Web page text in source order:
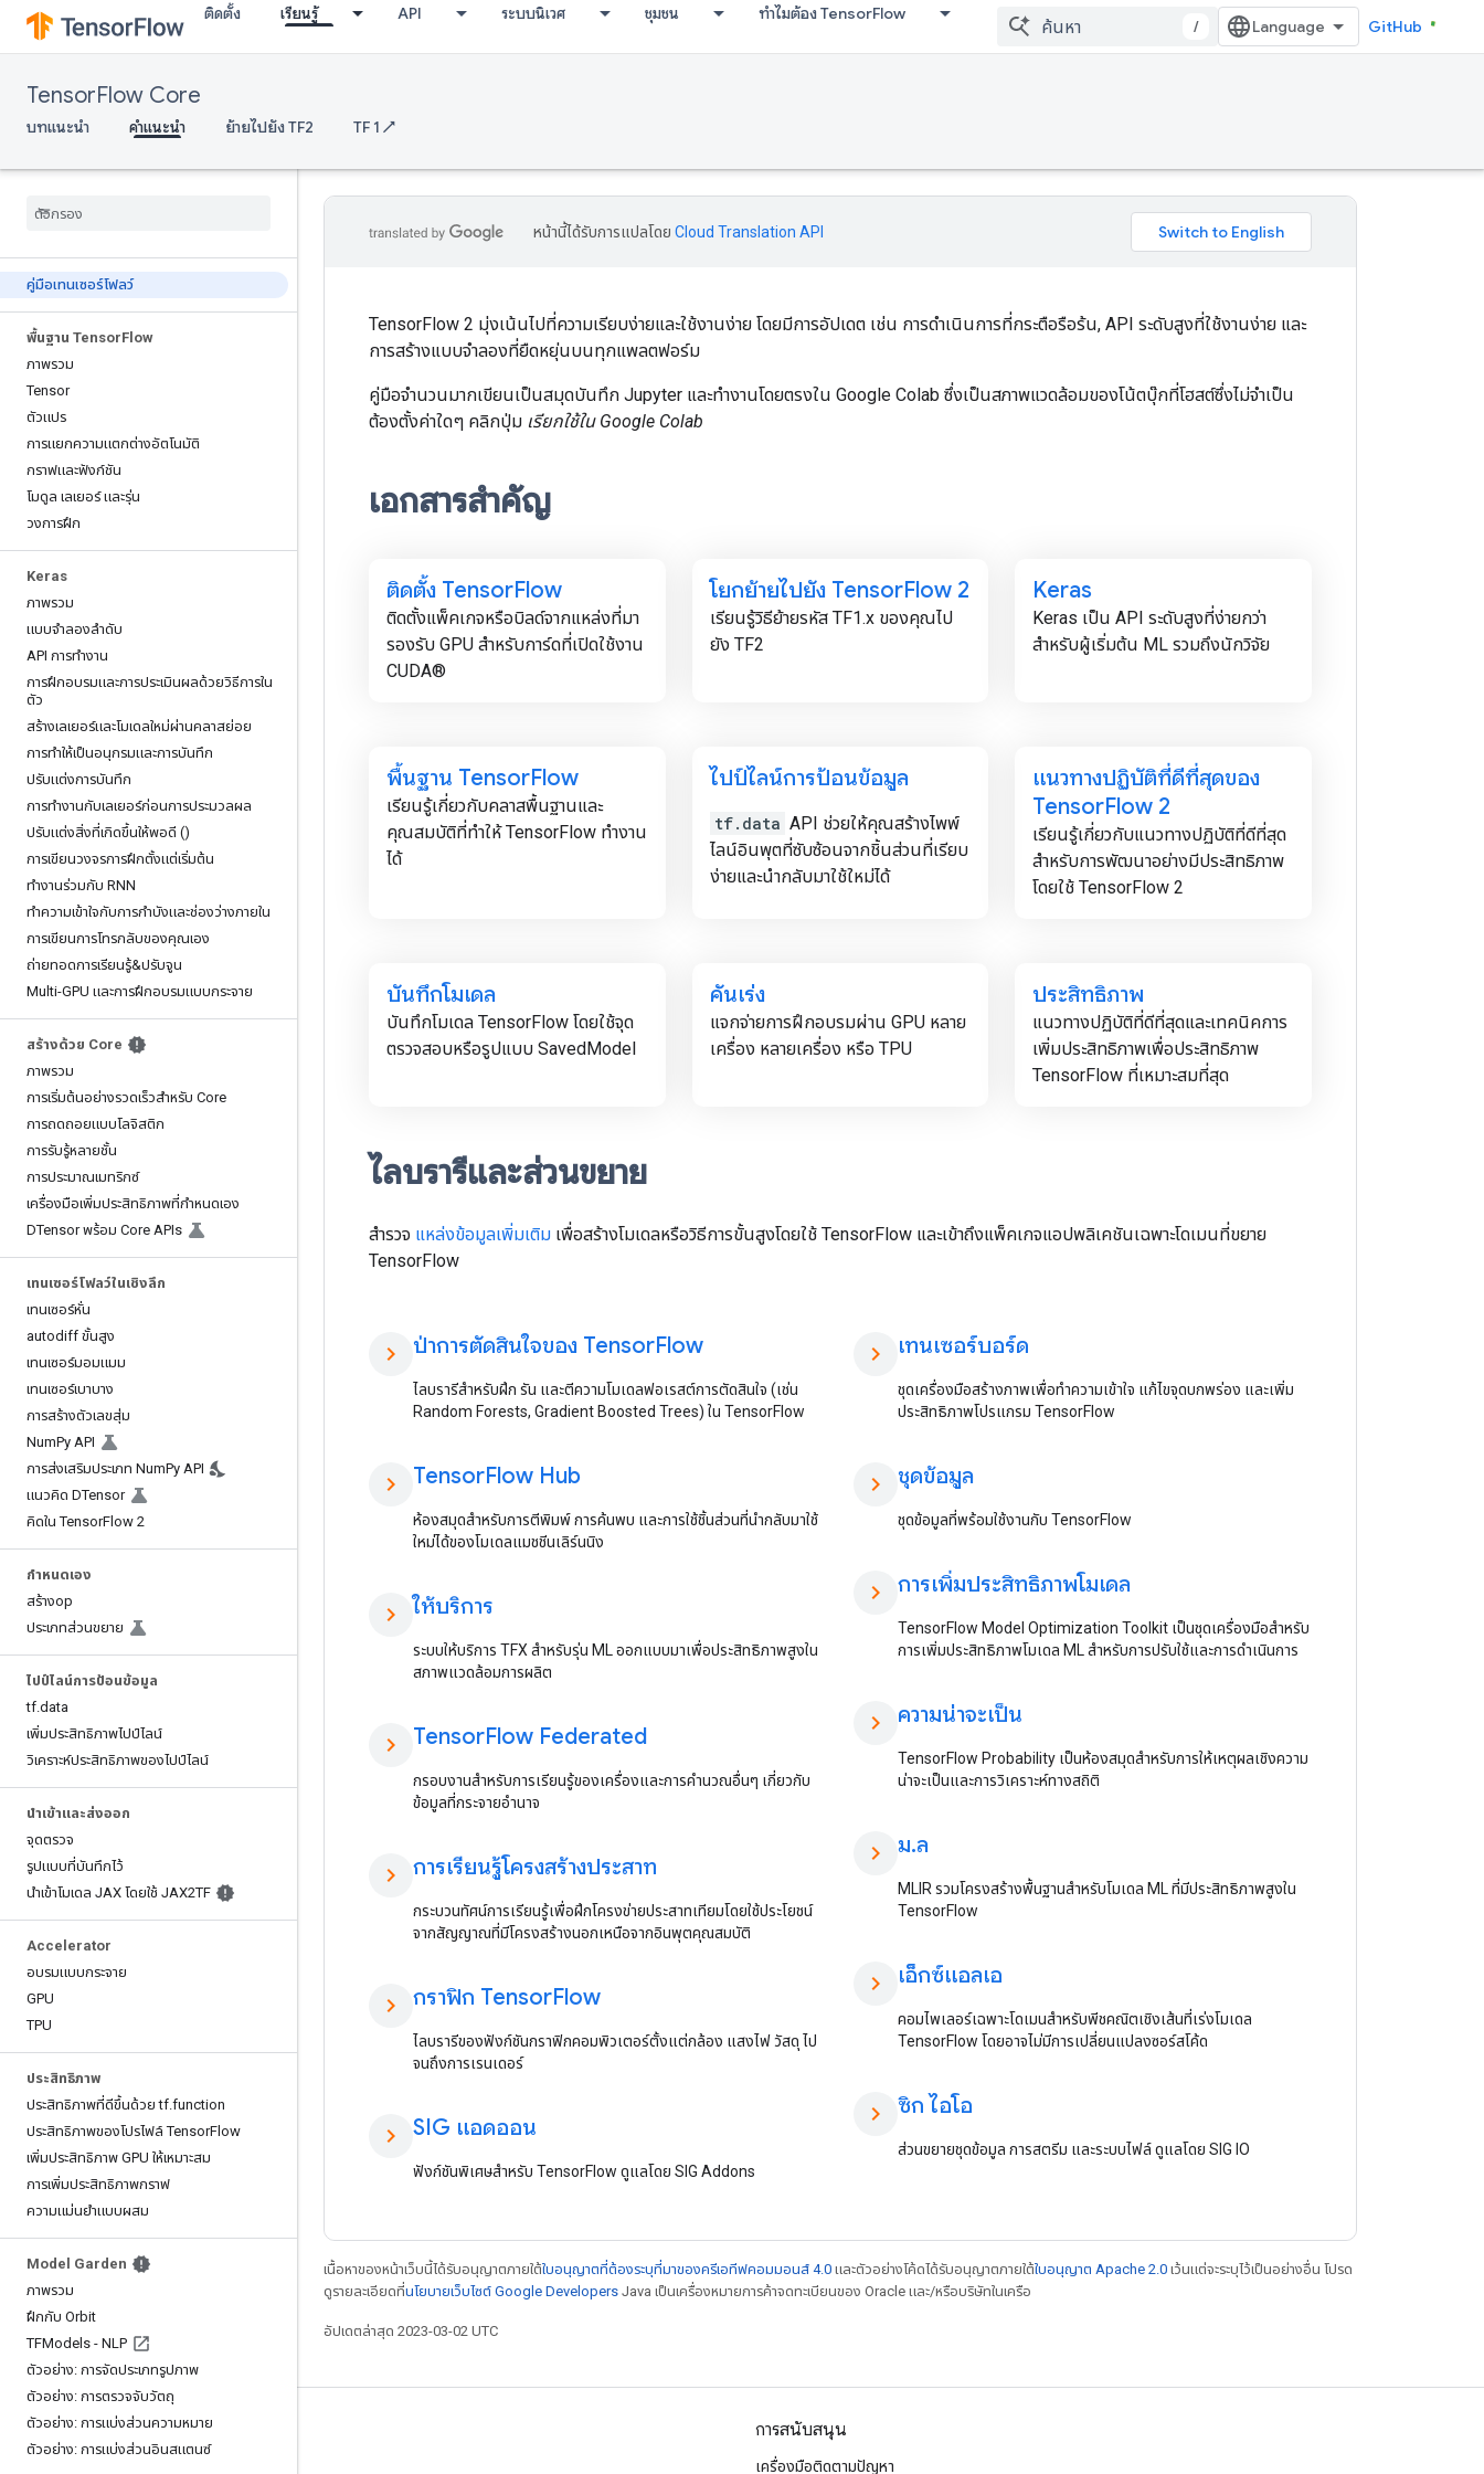
ติดตั้ง เรียนรู้ API ระบบนิเวศ ชุมชน ทำไมต้อง TensorFlow
/ GitHub
TensorFlow Core
บทแนะนำ คำแนะนำ ย้ายไปยัง TF2 TF 1 ↗
คู่มือเทนเซอร์โฟลว์
พื้นฐาน TensorFlow
ภาพรวม
Tensor
ตัวแปร
การแยกความแตกต่างอัตโนมัติ
กราฟและฟังก์ชัน
โมดูล เลเยอร์ และรุ่น
วงการฝึก
Keras
ภาพรวม
แบบจำลองลำดับ
API การทำงาน
การฝึกอบรมและการประเมินผลด้วยวิธีการใน
ตัว
สร้างเลเยอร์และโมเดลใหม่ผ่านคลาสย่อย
การทำให้เป็นอนุกรมและการบันทึก
ปรับแต่งการบันทึก
การทำงานกับเลเยอร์ก่อนการประมวลผล
ปรับแต่งสิ่งที่เกิดขึ้นให้พอดี ()
การเขียนวงจรการฝึกตั้งแต่เริ่มต้น
ทำงานร่วมกับ RNN
ทำความเข้าใจกับการกำบังและช่องว่างภายใน
การเขียนการโทรกลับของคุณเอง
ถ่ายทอดการเรียนรู้&ปรับจูน
Multi-GPU และการฝึกอบรมแบบกระจาย
สร้างด้วย Core
ภาพรวม
การเริ่มต้นอย่างรวดเร็วสำหรับ Core
การถดถอยแบบโลจิสติก
การรับรู้หลายชั้น
การประมาณเมทริกซ์
เครื่องมือเพิ่มประสิทธิภาพที่กำหนดเอง
DTensor พร้อม Core APIs
เทนเซอร์โฟลว์ในเชิงลึก
เทนเซอร์หั่น
autodiff ขั้นสูง
เทนเซอร์มอมแมม
เทนเซอร์เบาบาง
การสร้างตัวเลขสุ่ม
NumPy API
การส่งเสริมประเภท NumPy API
แนวคิด DTensor
คิดใน TensorFlow 2
กำหนดเอง
สร้างop
ประเภทส่วนขยาย
ไปป์ไลน์การป้อนข้อมูล
tf.data
เพิ่มประสิทธิภาพไปป์ไลน์
วิเคราะห์ประสิทธิภาพของไปป์ไลน์
นำเข้าและส่งออก
จุดตรวจ
รูปแบบที่บันทึกไว้
นำเข้าโมเดล JAX โดยใช้ JAX2TF
Accelerator
อบรมแบบกระจาย
GPU
TPU
ประสิทธิภาพ
ประสิทธิภาพที่ดีขึ้นด้วย tf.function
ประสิทธิภาพของโปรไฟล์ TensorFlow
เพิ่มประสิทธิภาพ GPU ให้เหมาะสม
การเพิ่มประสิทธิภาพกราฟ
ความแม่นยำแบบผสม
Model Garden
ภาพรวม
ฝึกกับ Orbit
TFModels - NLP
ตัวอย่าง: การจัดประเภทรูปภาพ
ตัวอย่าง: การตรวจจับวัตถุ
ตัวอย่าง: การแบ่งส่วนความหมาย
ตัวอย่าง: การแบ่งส่วนอินสแตนซ์
หน้านี้ได้รับการแปลโดย Cloud Translation API
TensorFlow 2 มุ่งเน้นไปที่ความเรียบง่ายและใช้งานง่าย โดยมีการอัปเดต เช่น การดำเนินการที่กระตือรือร้น, API ระดับสูงที่ใช้งานง่าย และ
การสร้างแบบจำลองที่ยืดหยุ่นบนทุกแพลตฟอร์ม
คู่มือจำนวนมากเขียนเป็นสมุดบันทึก Jupyter และทำงานโดยตรงใน Google Colab ซึ่งเป็นสภาพแวดล้อมของโน้ตบุ๊กที่โฮสต์ซึ่งไม่จำเป็น
ต้องตั้งค่าใดๆ คลิกปุ่ม เรียกใช้ใน Google Colab
เอกสารสำคัญ
ติดตั้ง TensorFlow
ติดตั้งแพ็คเกจหรือบิลด์จากแหล่งที่มา
รองรับ GPU สำหรับการ์ดที่เปิดใช้งาน
CUDA®
โยกย้ายไปยัง TensorFlow 2
เรียนรู้วิธีย้ายรหัส TF1.x ของคุณไป
ยัง TF2
Keras
Keras เป็น API ระดับสูงที่ง่ายกว่า
สำหรับผู้เริ่มต้น ML รวมถึงนักวิจัย
พื้นฐาน TensorFlow
เรียนรู้เกี่ยวกับคลาสพื้นฐานและ
คุณสมบัติที่ทำให้ TensorFlow ทำงาน
ได้
ไปป์ไลน์การป้อนข้อมูล
tf.data API ช่วยให้คุณสร้างไพพ์
ไลน์อินพุตที่ซับซ้อนจากชิ้นส่วนที่เรียบ
ง่ายและนำกลับมาใช้ใหม่ได้
แนวทางปฏิบัติที่ดีที่สุดของ
TensorFlow 2
เรียนรู้เกี่ยวกับแนวทางปฏิบัติที่ดีที่สุด
สำหรับการพัฒนาอย่างมีประสิทธิภาพ
โดยใช้ TensorFlow 2
บันทึกโมเดล
บันทึกโมเดล TensorFlow โดยใช้จุด
ตรวจสอบหรือรูปแบบ SavedModel
คันเร่ง
แจกจ่ายการฝึกอบรมผ่าน GPU หลาย
เครื่อง หลายเครื่อง หรือ TPU
ประสิทธิภาพ
แนวทางปฏิบัติที่ดีที่สุดและเทคนิคการ
เพิ่มประสิทธิภาพเพื่อประสิทธิภาพ
TensorFlow ที่เหมาะสมที่สุด
ไลบรารีและส่วนขยาย
สำรวจ แหล่งข้อมูลเพิ่มเติม เพื่อสร้างโมเดลหรือวิธีการขั้นสูงโดยใช้ TensorFlow และเข้าถึงแพ็คเกจแอปพลิเคชันเฉพาะโดเมนที่ขยาย
TensorFlow
chevron_right ป่าการตัดสินใจของ TensorFlow
ไลบรารีสำหรับฝึก รัน และตีความโมเดลฟอเรสต์การตัดสินใจ (เช่น
Random Forests, Gradient Boosted Trees) ใน TensorFlow
chevron_right TensorFlow Hub
ห้องสมุดสำหรับการตีพิมพ์ การค้นพบ และการใช้ชิ้นส่วนที่นำกลับมาใช้
ใหม่ได้ของโมเดลแมชชีนเลิร์นนิง
chevron_right ให้บริการ
ระบบให้บริการ TFX สำหรับรุ่น ML ออกแบบมาเพื่อประสิทธิภาพสูงใน
สภาพแวดล้อมการผลิต
chevron_right TensorFlow Federated
กรอบงานสำหรับการเรียนรู้ของเครื่องและการคำนวณอื่นๆ เกี่ยวกับ
ข้อมูลที่กระจายอำนาจ
chevron_right การเรียนรู้โครงสร้างประสาท
กระบวนทัศน์การเรียนรู้เพื่อฝึกโครงข่ายประสาทเทียมโดยใช้ประโยชน์
จากสัญญาณที่มีโครงสร้างนอกเหนือจากอินพุตคุณสมบัติ
chevron_right กราฟิก TensorFlow
ไลบรารีของฟังก์ชันกราฟิกคอมพิวเตอร์ตั้งแต่กล้อง แสงไฟ วัสดุ ไป
จนถึงการเรนเดอร์
chevron_right SIG แอดออน
ฟังก์ชันพิเศษสำหรับ TensorFlow ดูแลโดย SIG Addons
chevron_right เทนเซอร์บอร์ด
ชุดเครื่องมือสร้างภาพเพื่อทำความเข้าใจ แก้ไขจุดบกพร่อง และเพิ่ม
ประสิทธิภาพโปรแกรม TensorFlow
chevron_right ชุดข้อมูล
ชุดข้อมูลที่พร้อมใช้งานกับ TensorFlow
chevron_right การเพิ่มประสิทธิภาพโมเดล
TensorFlow Model Optimization Toolkit เป็นชุดเครื่องมือสำหรับ
การเพิ่มประสิทธิภาพโมเดล ML สำหรับการปรับใช้และการดำเนินการ
chevron_right ความน่าจะเป็น
TensorFlow Probability เป็นห้องสมุดสำหรับการให้เหตุผลเชิงความ
น่าจะเป็นและการวิเคราะห์ทางสถิติ
chevron_right ม.ล
MLIR รวมโครงสร้างพื้นฐานสำหรับโมเดล ML ที่มีประสิทธิภาพสูงใน
TensorFlow
chevron_right เอ็กซ์แอลเอ
คอมไพเลอร์เฉพาะโดเมนสำหรับพีชคณิตเชิงเส้นที่เร่งโมเดล
TensorFlow โดยอาจไม่มีการเปลี่ยนแปลงซอร์สโค้ด
chevron_right ซิก ไอโอ
ส่วนขยายชุดข้อมูล การสตรีม และระบบไฟล์ ดูแลโดย SIG IO
เนื้อหาของหน้าเว็บนี้ได้รับอนุญาตภายใต้ใบอนุญาตที่ต้องระบุที่มาของครีเอทีฟคอมมอนส์ 4.0 และตัวอย่างโค้ดได้รับอนุญาตภายใต้ใบอนุญาต Apache 2.0 เว้นแต่จะระบุไว้เป็นอย่างอื่น โปรด
ดูรายละเอียดที่นโยบายเว็บไซต์ Google Developers Java เป็นเครื่องหมายการค้าจดทะเบียนของ Oracle และ/หรือบริษัทในเครือ
อัปเดตล่าสุด 2023-03-02 UTC
เชื่อมต่อเสมอ การสนับสนุน
เครื่องมือติดตามปัญหา